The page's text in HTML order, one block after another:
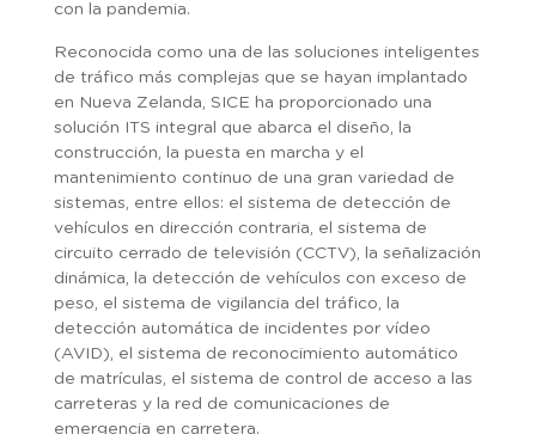
con la pandemia.
Reconocida como una de las soluciones inteligentes
de tráfico más complejas que se hayan implantado
en Nueva Zelanda, SICE ha proporcionado una
solución ITS integral que abarca el diseño, la
construcción, la puesta en marcha y el
mantenimiento continuo de una gran variedad de
sistemas, entre ellos: el sistema de detección de
vehículos en dirección contraria, el sistema de
circuito cerrado de televisión (CCTV), la señalización
dinámica, la detección de vehículos con exceso de
peso, el sistema de vigilancia del tráfico, la
detección automática de incidentes por vídeo
(AVID), el sistema de reconocimiento automático
de matrículas, el sistema de control de acceso a las
carreteras y la red de comunicaciones de
emergencia en carretera.